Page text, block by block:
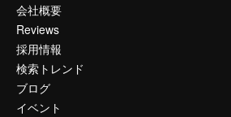
会社概要
Reviews
採用情報
検索トレンド
ブログ
イベント